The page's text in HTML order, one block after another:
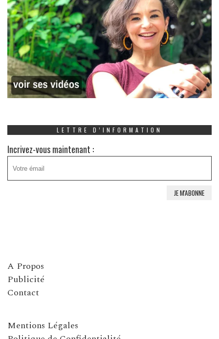
LETTRE D’INFORMATION
Incrivez-vous maintenant :
A Propos
Publicité
Contact
Mentions Légales